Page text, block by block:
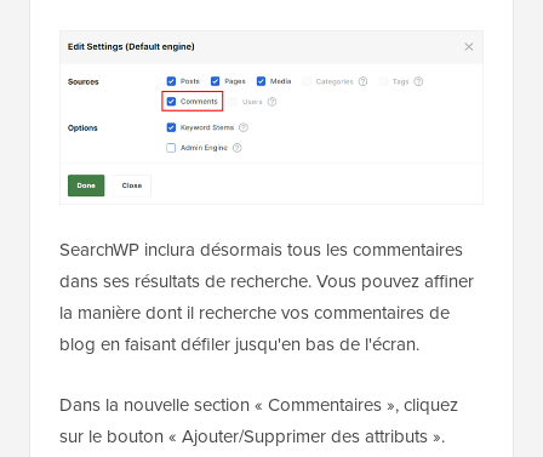
SearchWP inclura désormais tous les commentaires
dans ses résultats de recherche. Vous pouvez affiner
la manière dont il recherche vos commentaires de
blog en faisant défiler jusqu'en bas de l'écran.
Dans la nouvelle section « Commentaires », cliquez
sur le bouton « Ajouter/Supprimer des attributs ».